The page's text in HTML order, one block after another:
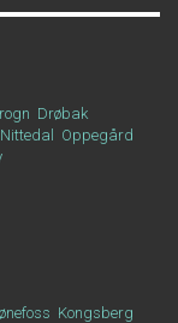
Drøbak
Nittedal
Oppegård
Kongsberg